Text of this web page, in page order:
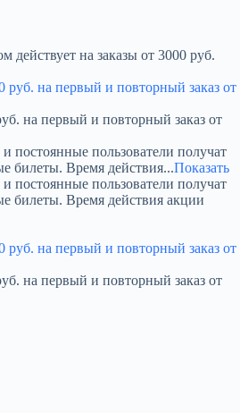
действует на заказы от 3000 руб.
на первый и повторный заказ от
постоянные пользователи получат
билеты. Время действия...Показать
постоянные пользователи получат
билеты. Время действия акции
на первый и повторный заказ от